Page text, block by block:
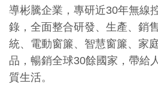
導彬騰企業，專研近30年無線
錄，全面整合研發、生產、銷
統、電動窗簾、智慧窗簾、家
品，暢銷全球30餘國家，帶給
質生活。